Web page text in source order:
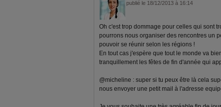
publié le 18/12/2013 à 16:14
Oh c'est trop dommage pour celles qui sont
pourrons nous organiser des rencontres un
pouvoir se réunir selon les régions !
En tout cas j'espère que tout le monde va
tranquillement les fêtes de fin d'année qui
@micheline : super si tu peux être là cela
nous envoyer une petit mail à l'adresse